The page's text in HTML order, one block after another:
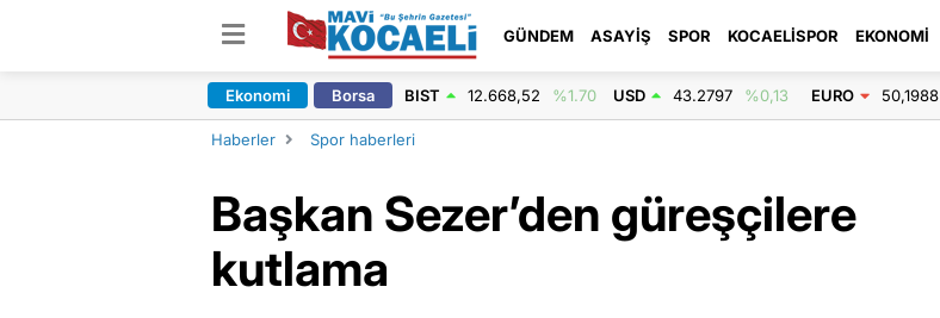
GÜNDEM ASAYIŞ SPOR KOCAELISPOR EKONOMI
Ekonomi Borsa BIST 12.668,52 %1.70 USD 43.2797 %0,13 EURO 50,1988
Haberler Spor haberleri
Başkan Sezer’den güreşçilere
kutlama